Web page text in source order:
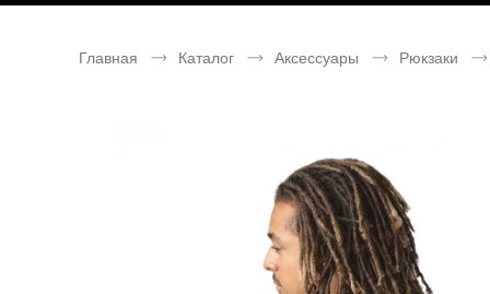
Главная Каталог Аксессуары Рюкзаки